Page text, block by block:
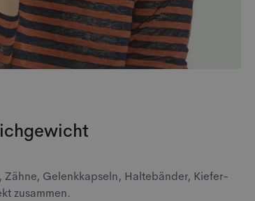
Gelenkkapseln, Haltebänder, Kiefer-
zusammen.